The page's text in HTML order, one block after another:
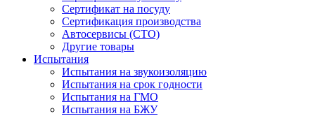
Сертификат на посуду
Сертификация производства
Автосервисы (СТО)
Другие товары
Испытания
Испытания на звукоизоляцию
Испытания на срок годности
Испытания на ГМО
Испытания на БЖУ